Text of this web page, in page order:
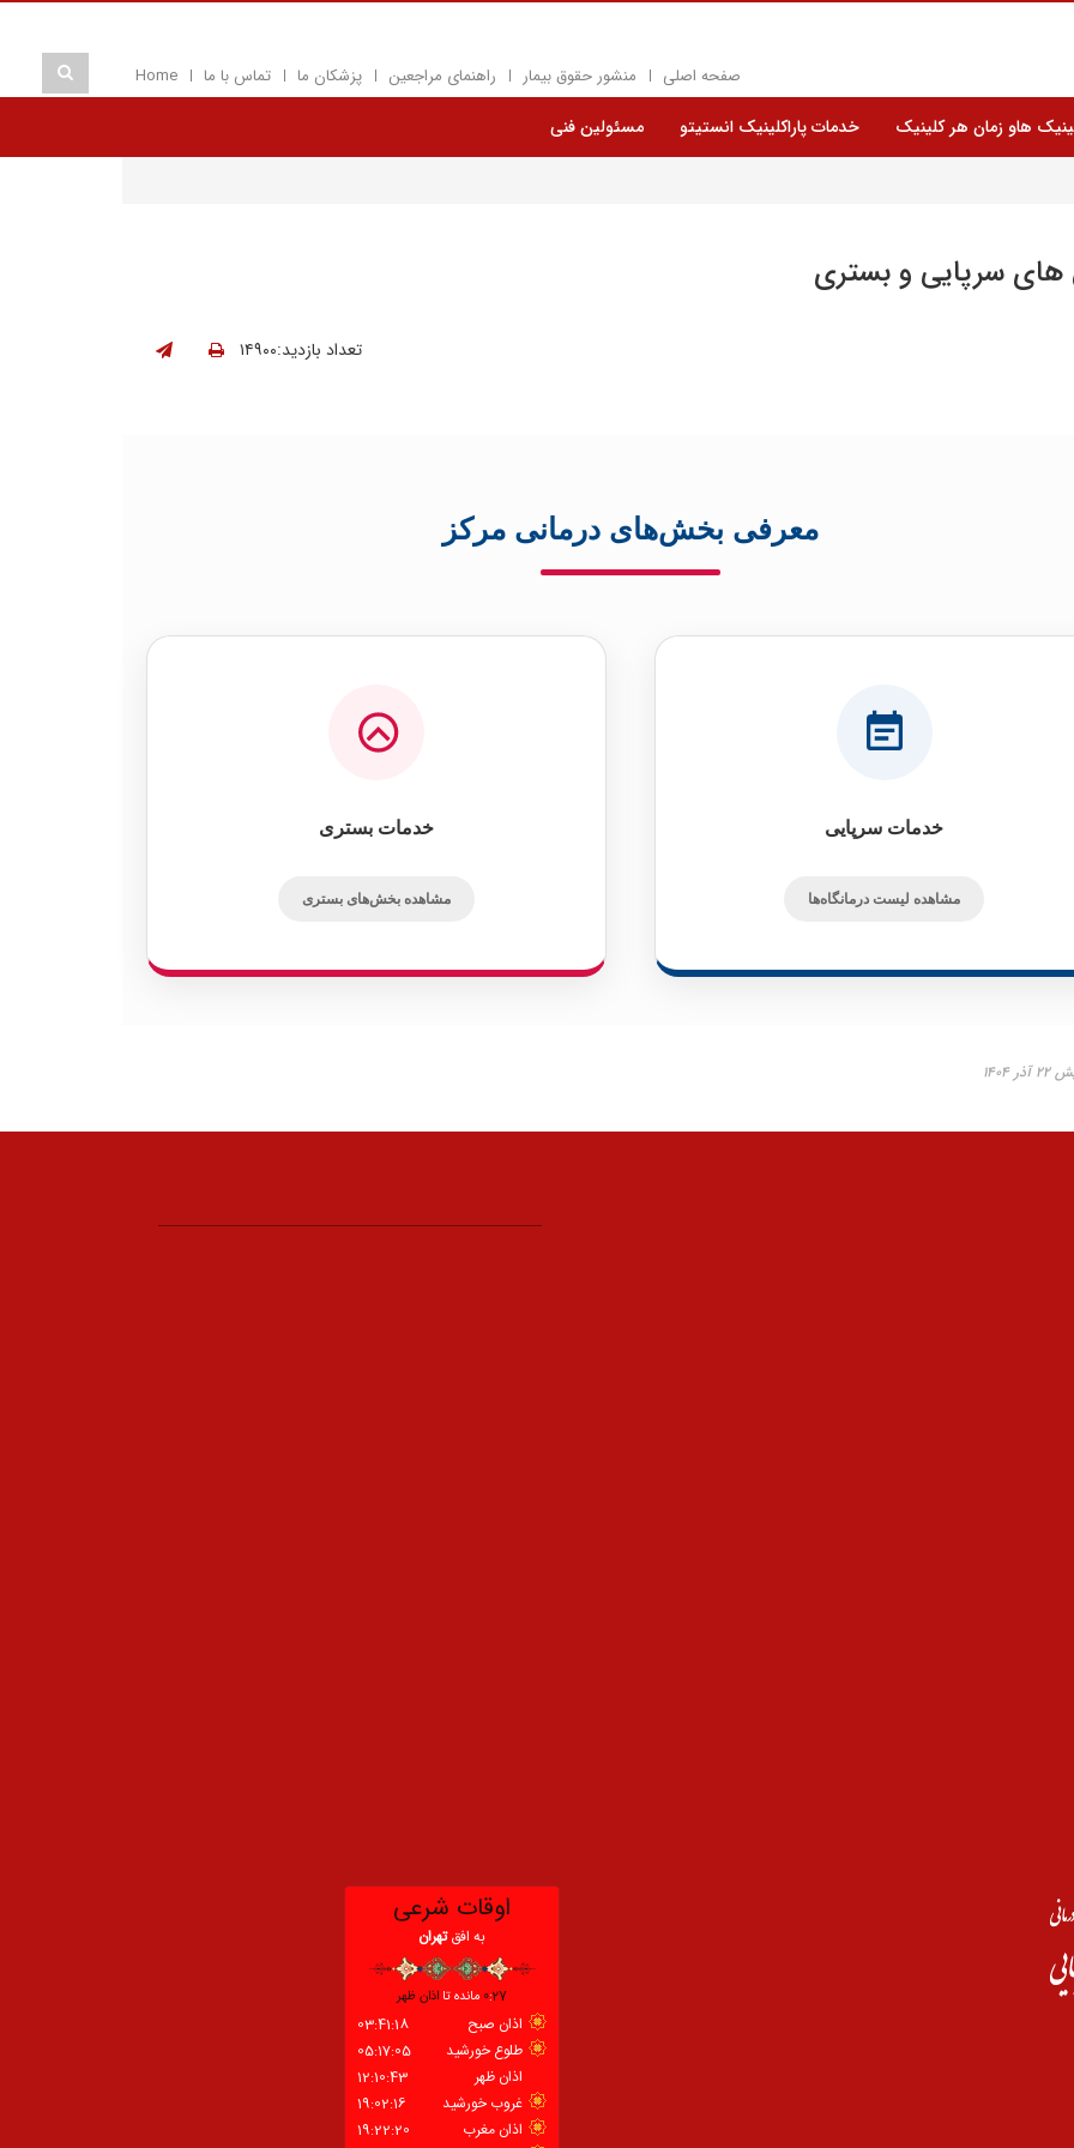
صفحه اصلی منشور حقوق بیمار راهنمای مراجعین پزشکان ما تماس با ما Home
هاو زمان هر کلینیک خدمات پاراکلینیک انستیتو
مسئولین فنی
سرپایی و بستری
تعداد بازدید:۱۴۹۰۰
معرفی بخش‌های درمانی مرکز
خدمات سرپایی
مشاهده لیست درمانگاه‌ها
خدمات بستری
مشاهده بخش‌های بستری
۱۴۰۴